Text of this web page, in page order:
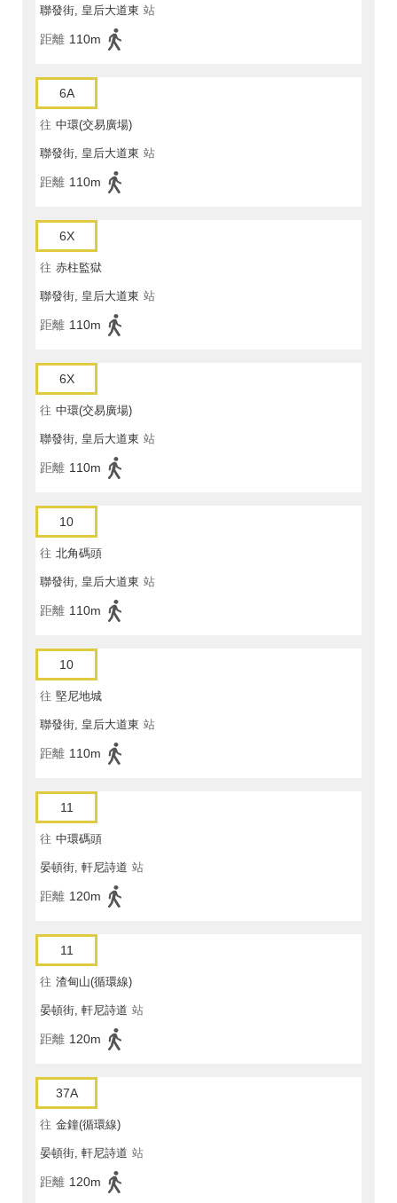
聯發街, 皇后大道東 站
距離 110m
6A
往 中環(交易廣場)
聯發街, 皇后大道東 站
距離 110m
6X
往 赤柱監獄
聯發街, 皇后大道東 站
距離 110m
6X
往 中環(交易廣場)
聯發街, 皇后大道東 站
距離 110m
10
往 北角碼頭
聯發街, 皇后大道東 站
距離 110m
10
往 堅尼地城
聯發街, 皇后大道東 站
距離 110m
11
往 中環碼頭
晏頓街, 軒尼詩道 站
距離 120m
11
往 渣甸山(循環線)
晏頓街, 軒尼詩道 站
距離 120m
37A
往 金鐘(循環線)
晏頓街, 軒尼詩道 站
距離 120m